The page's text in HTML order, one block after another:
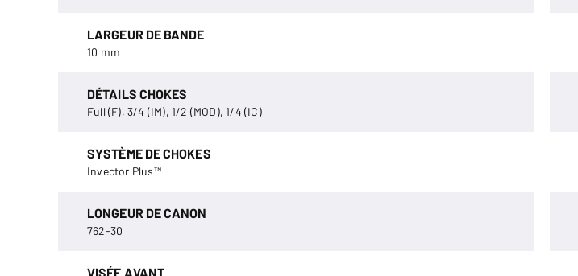
LARGEUR DE BANDE
10 mm
DÉTAILS CHOKES
Full (F), 3/4 (IM), 1/2 (MOD), 1/4 (IC)
SYSTÈME DE CHOKES
Invector Plus™
LONGEUR DE CANON
762-30
VISÉE AVANT